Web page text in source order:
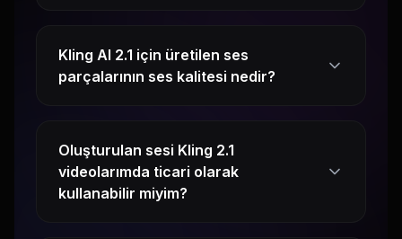
Kling AI 2.1 için üretilen ses
parçalarının ses kalitesi nedir?
Oluşturulan sesi Kling 2.1
videolarımda ticari olarak
kullanabilir miyim?